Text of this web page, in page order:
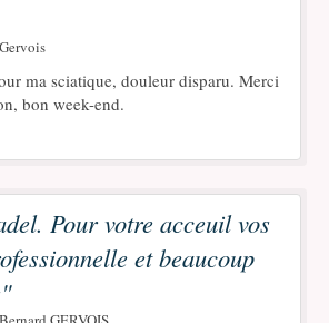
ma sciatique, douleur disparu. Merci
bon week-end.
Pour votre acceuil vos
et beaucoup